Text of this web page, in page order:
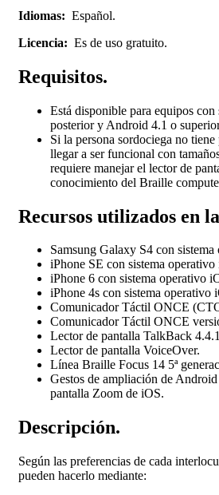
Idiomas: Español.
Licencia: Es de uso gratuito.
Requisitos.
Está disponible para equipos
posterior y Android 4.1 o
Si la persona sordociega no
llegar a ser funcional con
requiere manejar el lector de
conocimiento del Braille
Recursos utilizados en
Samsung Galaxy S4 con
iPhone SE con sistema
iPhone 6 con sistema operativo
iPhone 4s con sistema operativo
Comunicador Táctil ONCE
Comunicador Táctil ONCE
Lector de pantalla TalkBack
Lector de pantalla VoiceOver.
Línea Braille Focus 14 5ª
Gestos de ampliación de
pantalla Zoom de iOS.
Descripción.
Según las preferencias de cada
pueden hacerlo mediante: